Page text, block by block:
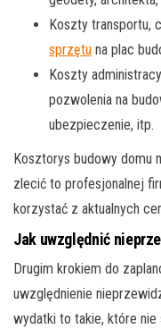
Koszty transportu,
sprzętu na plac
Koszty
pozwolenia na
ubezpieczenie, itp.
Kosztorys budowy domu
zlecić to profesjonalnej
korzystać z aktualnych
Jak uwzględnić
Drugim krokiem do
uwzględnienie
wydatki to takie, które